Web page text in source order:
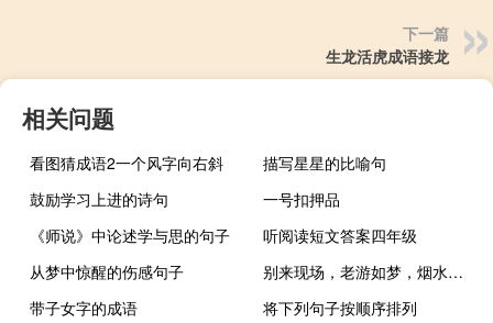
下一篇
生龙活虎成语接龙
相关问题
看图猜成语2一个风字向右斜
描写星星的比喻句
鼓励学习上进的诗句
一号扣押品
《师说》中论述学与思的句子
听阅读短文答案四年级
从梦中惊醒的伤感句子
别来现场，老游如梦，烟水之旅的极限是什么
带子女字的成语
将下列句子按顺序排列